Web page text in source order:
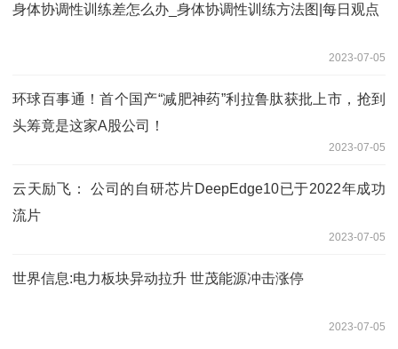
身体协调性训练差怎么办_身体协调性训练方法图|每日观点
2023-07-05
环球百事通！首个国产“减肥神药”利拉鲁肽获批上市，抢到
头筹竟是这家A股公司！
2023-07-05
云天励飞： 公司的自研芯片DeepEdge10已于2022年成功
流片
2023-07-05
世界信息:电力板块异动拉升 世茂能源冲击涨停
2023-07-05